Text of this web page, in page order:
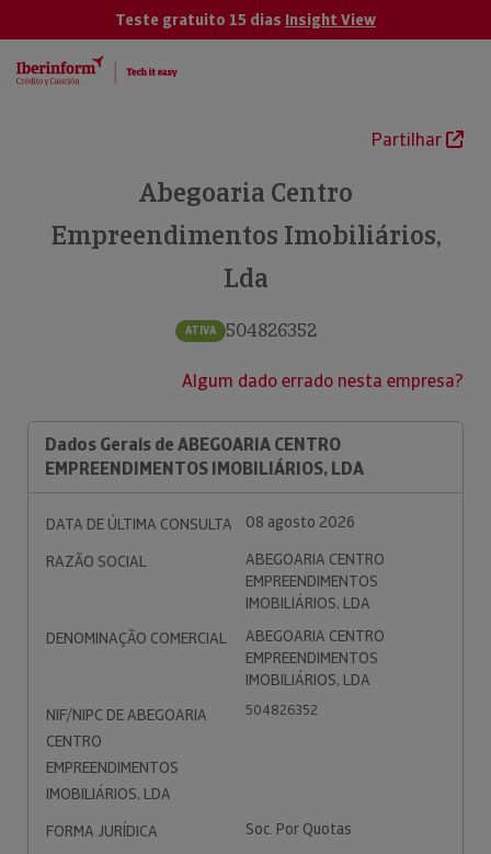
Teste gratuito 15 dias Insight View
Partilhar
Abegoaria Centro
Empreendimentos Imobiliários,
Lda
ATIVA 504826352
Algum dado errado nesta empresa?
Dados Gerais de ABEGOARIA CENTRO
EMPREENDIMENTOS IMOBILIÁRIOS, LDA
DATA DE ÚLTIMA CONSULTA
08 agosto 2026
RAZÃO SOCIAL
ABEGOARIA CENTRO
EMPREENDIMENTOS
IMOBILIÁRIOS, LDA
DENOMINAÇÃO COMERCIAL
ABEGOARIA CENTRO
EMPREENDIMENTOS
IMOBILIÁRIOS, LDA
NIF/NIPC DE ABEGOARIA
CENTRO
EMPREENDIMENTOS
IMOBILIÁRIOS, LDA
504826352
FORMA JURÍDICA
Soc. Por Quotas